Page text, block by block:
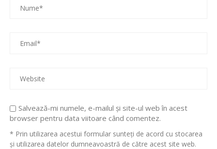
Salvează-mi numele, e-mailul și site-ul web în acest
browser pentru data viitoare când comentez.
* Prin utilizarea acestui formular sunteți de acord cu stocarea
și utilizarea datelor dumneavoastră de către acest site web.